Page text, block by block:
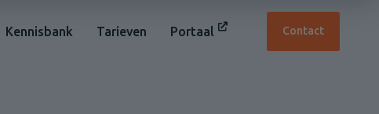
Kennisbank Tarieven Portaal Contact